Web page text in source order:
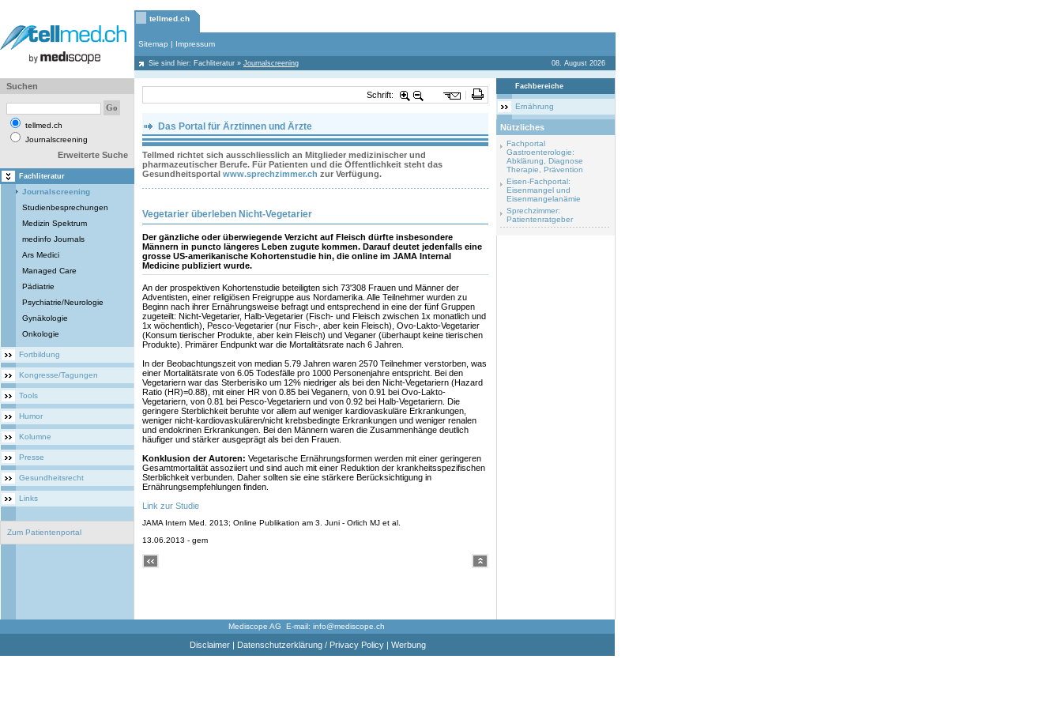
tellmed.ch
Sitemap | Impressum
Sie sind hier: Fachliteratur » Journalscreening 08. August 2026
Suchen
tellmed.ch
Journalscreening
Erweiterte Suche
Fachliteratur
Journalscreening
Studienbesprechungen
Medizin Spektrum
medinfo Journals
Ars Medici
Managed Care
Pädiatrie
Psychiatrie/Neurologie
Gynäkologie
Onkologie
Fortbildung
Kongresse/Tagungen
Tools
Humor
Kolumne
Presse
Gesundheitsrecht
Links
Zum Patientenportal
Schrift:
Das Portal für Ärztinnen und Ärzte
Tellmed richtet sich ausschliesslich an Mitglieder medizinischer und
pharmazeutischer Berufe. Für Patienten und die Öffentlichkeit steht das
Gesundheitsportal www.sprechzimmer.ch zur Verfügung.
Vegetarier überleben Nicht-Vegetarier
Der gänzliche oder überwiegende Verzicht auf Fleisch dürfte insbesondere
Männern in puncto längeres Leben zugute kommen. Darauf deutet jedenfalls eine
grosse US-amerikanische Kohortenstudie hin, die online im JAMA Internal
Medicine publiziert wurde.
An der prospektiven Kohortenstudie beteiligten sich 73'308 Frauen und Männer der
Adventisten, einer religiösen Freigruppe aus Nordamerika. Alle Teilnehmer wurden zu
Beginn nach ihrer Ernährungsweise befragt und entsprechend in eine der fünf Gruppen
zugeteilt: Nicht-Vegetarier, Halb-Vegetarier (Fisch- und Fleisch zwischen 1x monatlich und
1x wöchentlich), Pesco-Vegetarier (nur Fisch-, aber kein Fleisch), Ovo-Lakto-Vegetarier
(Konsum tierischer Produkte, aber kein Fleisch) und Veganer (überhaupt keine tierischen
Produkte). Primärer Endpunkt war die Mortalitätsrate nach 6 Jahren.
In der Beobachtungszeit von median 5.79 Jahren waren 2570 Teilnehmer verstorben, was
einer Mortalitätsrate von 6.05 Todesfälle pro 1000 Personenjahre entspricht. Bei den
Vegetariern war das Sterberisiko um 12% niedriger als bei den Nicht-Vegetariern (Hazard
Ratio (HR)=0.88), mit einer HR von 0.85 bei Veganern, von 0.91 bei Ovo-Lakto-
Vegetariern, von 0.81 bei Pesco-Vegetariern und von 0.92 bei Halb-Vegetariern. Die
geringere Sterblichkeit beruhte vor allem auf weniger kardiovaskuläre Erkrankungen,
weniger nicht-kardiovaskulären/nicht krebsbedingte Erkrankungen und weniger renalen
und endokrinen Erkrankungen. Bei den Männern waren die Zusammenhänge deutlich
häufiger und stärker ausgeprägt als bei den Frauen.
Konklusion der Autoren: Vegetarische Ernährungsformen werden mit einer geringeren
Gesamtmortalität assoziiert und sind auch mit einer Reduktion der krankheitsspezifischen
Sterblichkeit verbunden. Daher sollten sie eine stärkere Berücksichtigung in
Ernährungsempfehlungen finden.
Link zur Studie
JAMA Intern Med. 2013; Online Publikation am 3. Juni - Orlich MJ et al.
13.06.2013 - gem
Fachbereiche
Ernährung
Nützliches
Fachportal
Gastroenterologie:
Abklärung, Diagnose
Therapie, Prävention
Eisen-Fachportal:
Eisenmangel und
Eisenmangelanämie
Sprechzimmer:
Patientenratgeber
Mediscope AG E-mail: info@mediscope.ch
Disclaimer| Datenschutzerklärung / Privacy Policy| Werbung